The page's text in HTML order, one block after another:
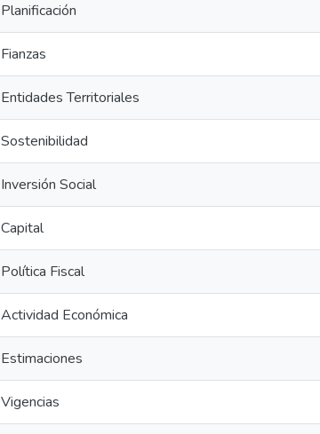
Planificación
Fianzas
Entidades Territoriales
Sostenibilidad
Inversión Social
Capital
Política Fiscal
Actividad Económica
Estimaciones
Vigencias